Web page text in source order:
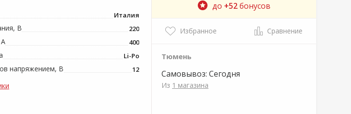
Италия
В 220
А 400
Li-Po
напряжением, В 12
до +52бонусов
Избранное Сравнение
Тюмень
Самовывоз: Сегодня
Из 1 магазина